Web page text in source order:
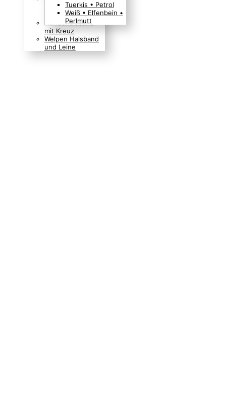
Boho Indianer
Hippie Look
Hundehalsband
mit Kreuz
Welpen Halsband
und Leine
Tuerkis • Petrol
Weiß • Elfenbein •
Perlmutt